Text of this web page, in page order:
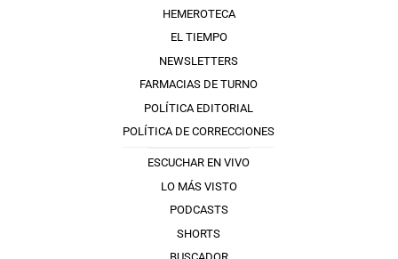
HEMEROTECA
EL TIEMPO
NEWSLETTERS
FARMACIAS DE TURNO
POLÍTICA EDITORIAL
POLÍTICA DE CORRECCIONES
ESCUCHAR EN VIVO
LO MÁS VISTO
PODCASTS
SHORTS